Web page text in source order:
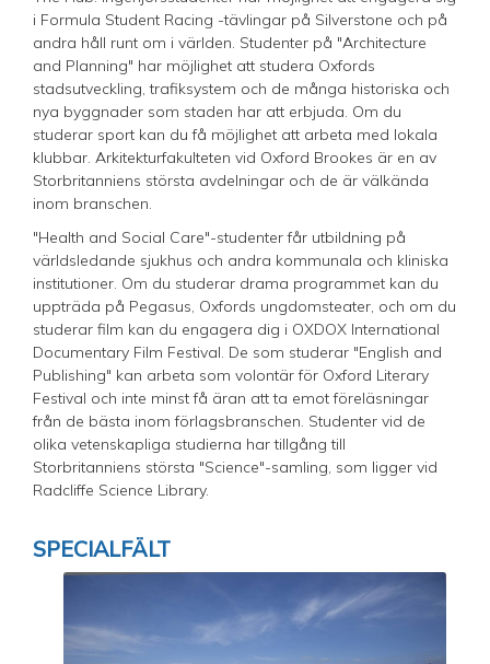
i Formula Student Racing -tävlingar på Silverstone och på
andra håll runt om i världen. Studenter på "Architecture
and Planning" har möjlighet att studera Oxfords
stadsutveckling, trafiksystem och de många historiska och
nya byggnader som staden har att erbjuda. Om du
studerar sport kan du få möjlighet att arbeta med lokala
klubbar. Arkitekturfakulteten vid Oxford Brookes är en av
Storbritanniens största avdelningar och de är välkända
inom branschen.
"Health and Social Care"-studenter får utbildning på
världsledande sjukhus och andra kommunala och kliniska
institutioner. Om du studerar drama programmet kan du
uppträda på Pegasus, Oxfords ungdomsteater, och om du
studerar film kan du engagera dig i OXDOX International
Documentary Film Festival. De som studerar "English and
Publishing" kan arbeta som volontär för Oxford Literary
Festival och inte minst få äran att ta emot föreläsningar
från de bästa inom förlagsbranschen. Studenter vid de
olika vetenskapliga studierna har tillgång till
Storbritanniens största "Science"-samling, som ligger vid
Radcliffe Science Library.
SPECIALFÄLT